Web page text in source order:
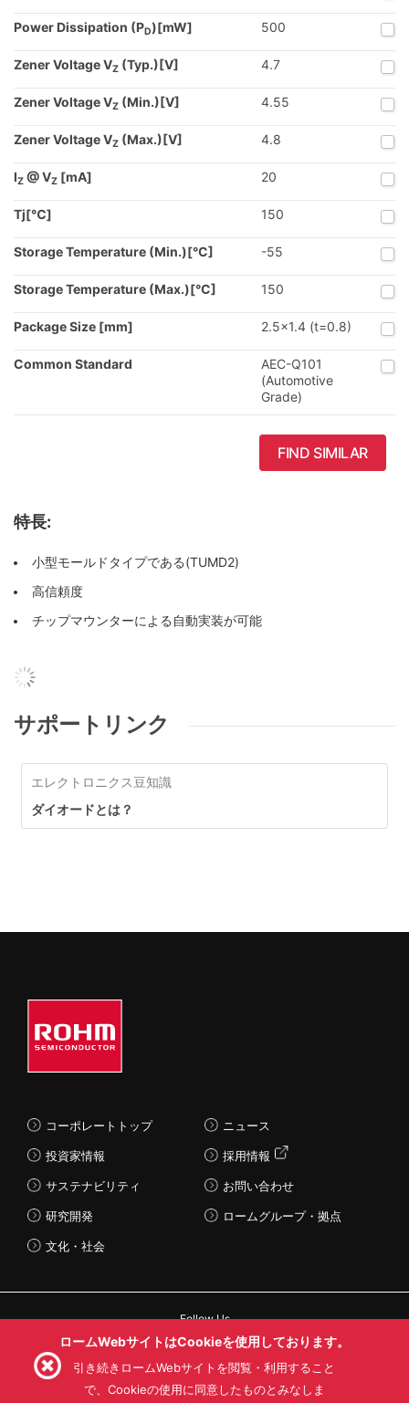
Power Dissipation (PD)[mW] 500
Zener Voltage VZ (Typ.)[V] 4.7
Zener Voltage VZ (Min.)[V] 4.55
Zener Voltage VZ (Max.)[V] 4.8
IZ @ VZ [mA] 20
Tj[℃] 150
Storage Temperature (Min.)[°C] -55
Storage Temperature (Max.)[°C] 150
Package Size [mm] 2.5x1.4 (t=0.8)
Common Standard
AEC-Q101
(Automotive
Grade)
FIND SIMILAR
特長:
小型モールドタイプである(TUMD2)
高信頼度
チップマウンターによる自動実装が可能
サポートリンク
エレクトロニクス豆知識
ダイオードとは？
コーポレートトップ
投資家情報
サステナビリティ
研究開発
文化・社会
ニュース
採用情報
お問い合わせ
ロームグループ・拠点
Follow Us
ロームWebサイトはCookieを使用しております。
引き続きロームWebサイトを閲覧・利用すること
で、Cookieの使用に同意したものとみなしま